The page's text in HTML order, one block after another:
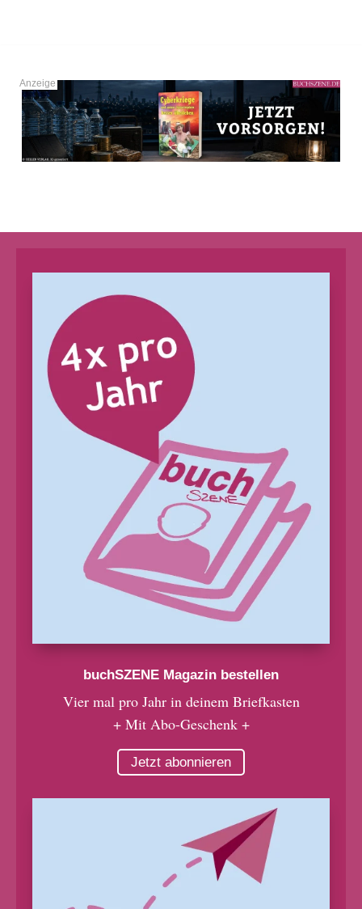
buchSZENE Magazin bestellen
Vier mal pro Jahr in deinem Briefkasten
+ Mit Abo-Geschenk +
Jetzt abonnieren